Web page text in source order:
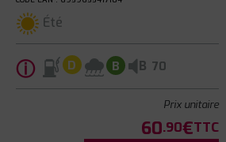
Été
ⓘ D B B 70
Prix unitaire
60.90€TTC